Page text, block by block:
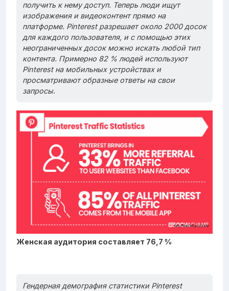
получить к нему доступ. Теперь люди ищут
изображения и видеоконтент прямо на
платформе. Pinterest разрешает около 2000 досок
для каждого пользователя, и с помощью этих
неограниченных досок можно искать любой тип
контента. Примерно 82 % людей используют
Pinterest на мобильных устройствах и
просматривают образные ответы на свои
запросы.
Женская аудитория составляет 76,7 %
Гендерная демография статистики Pinterest